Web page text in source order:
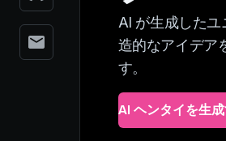
AI が生成した
造的なアイデア
す。
AI ヘンタイを生